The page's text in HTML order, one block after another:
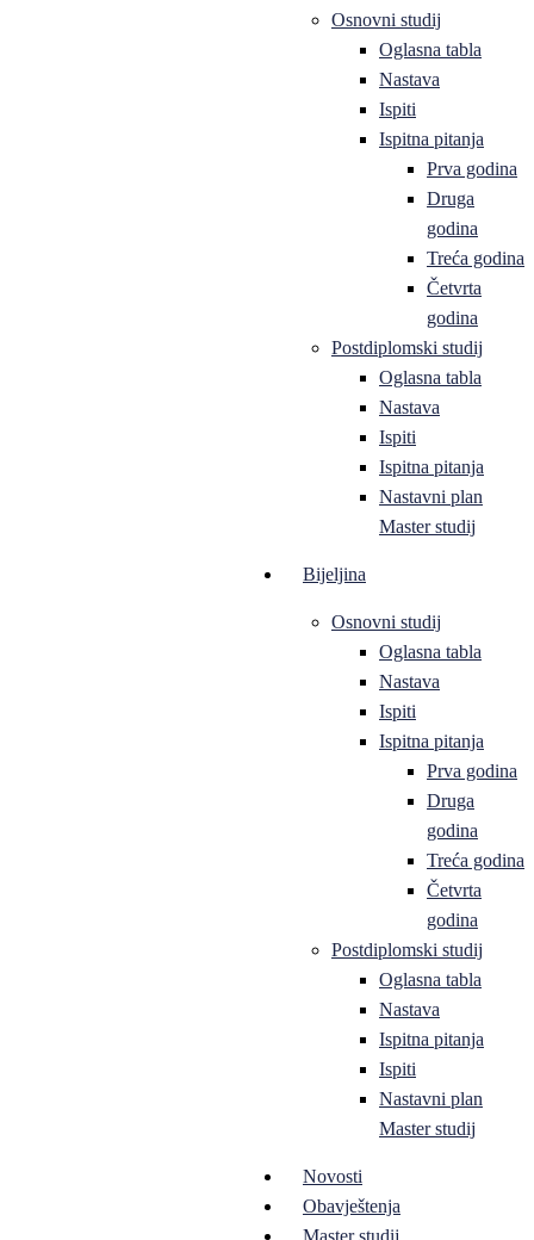
Osnovni studij
Oglasna tabla
Nastava
Ispiti
Ispitna pitanja
Prva godina
Druga
godina
Treća godina
Četvrta
godina
Postdiplomski studij
Oglasna tabla
Nastava
Ispiti
Ispitna pitanja
Nastavni plan
Master studij
Bijeljina
Osnovni studij
Oglasna tabla
Nastava
Ispiti
Ispitna pitanja
Prva godina
Druga
godina
Treća godina
Četvrta
godina
Postdiplomski studij
Oglasna tabla
Nastava
Ispitna pitanja
Ispiti
Nastavni plan
Master studij
Novosti
Obavještenja
Master studij